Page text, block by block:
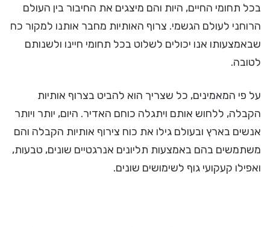
בכל תחומי החיים, היות והם מיצגים את החיבור בין העולם
הרוחני לעולם הגשמי. צרוף האותיות מחבר אותנו למקור כח
שבאמצעותו אנו יכולים לשלוט בכל תחומי חיינו ולשנותם
לטובה.
על פי המאמינים, כל שצריך הוא להביט בצרוף אותיות
הקבלה, ללחוש אותם ויתגלה כוחם האדיר. היום, יותר ויותר
אנשים בארץ ובעולם גילו את כוח צירוף אותיות הקבלה והם
משתמשים בהם באמצעות תליונים אנרגטיים שונים, טבעות,
ואפילו קעקועי גוף לשימושים שונים.